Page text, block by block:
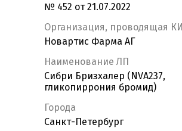
№ 452 от 21.07.2022
Организация, проводящая КИ
Новартис Фарма АГ
Наименование ЛП
Сибри Бризхалер (NVA237,
гликопиррония бромид)
Города
Санкт-Петербург